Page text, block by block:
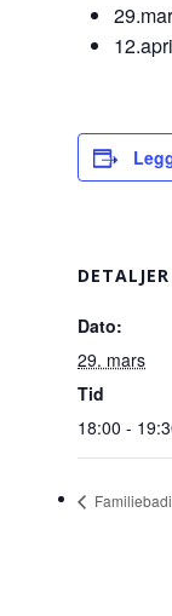
DETALJER
Dato:
29. mars
Tid
18:00 -